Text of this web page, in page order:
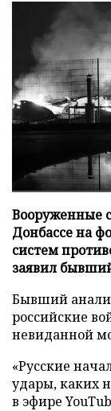
Вооруженные
Донбассе на
систем
заявил
Бывший
российские
невиданной
«Русские
удары, каких
в эфире